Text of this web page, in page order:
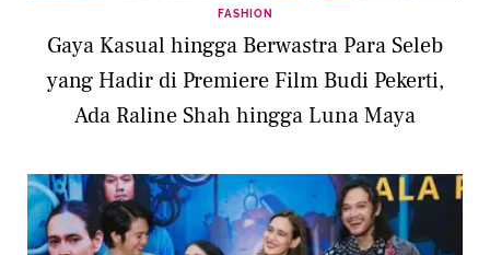
FASHION
Gaya Kasual hingga Berwastra Para Seleb
yang Hadir di Premiere Film Budi Pekerti,
Ada Raline Shah hingga Luna Maya